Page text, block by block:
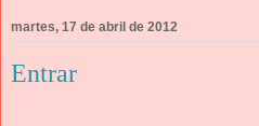
martes, 17 de abril de 2012
Entrar